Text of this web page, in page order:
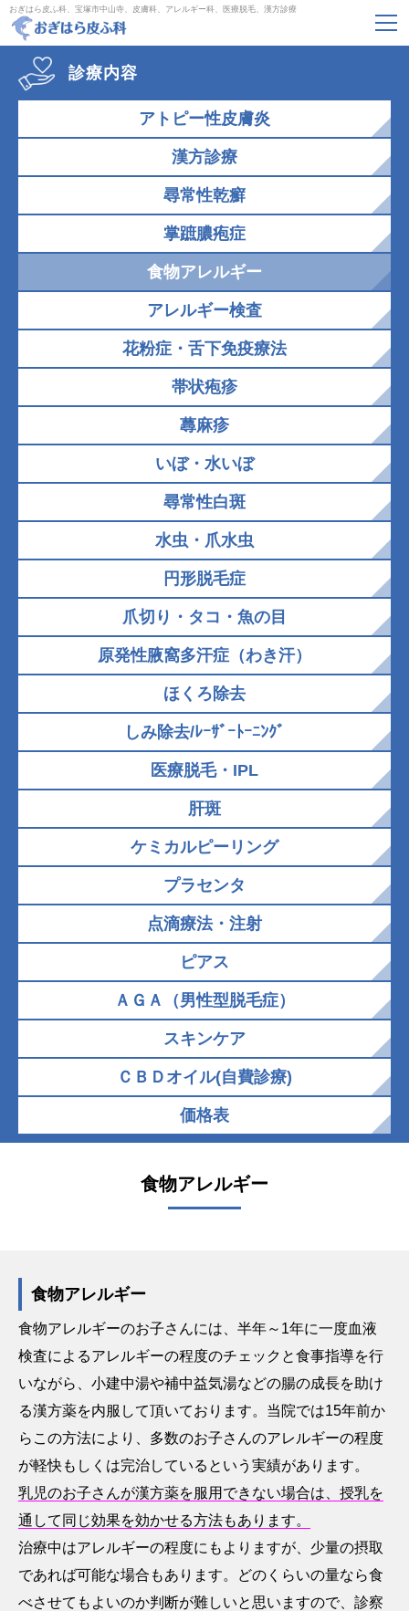
おぎはら皮ふ科、宝塚市中山寺、皮膚科、アレルギー科、医療脱毛、漢方診療
診療内容
アトピー性皮膚炎
漢方診療
尋常性乾癬
掌蹠膿疱症
食物アレルギー
アレルギー検査
花粉症・舌下免疫療法
帯状疱疹
蕁麻疹
いぼ・水いぼ
尋常性白斑
水虫・爪水虫
円形脱毛症
爪切り・タコ・魚の目
原発性腋窩多汗症（わき汗）
ほくろ除去
しみ除去/ﾚｰｻﾞｰﾄｰﾆﾝｸﾞ
医療脱毛・IPL
肝斑
ケミカルピーリング
プラセンタ
点滴療法・注射
ピアス
ＡＧＡ（男性型脱毛症）
スキンケア
ＣＢＤオイル(自費診療)
価格表
食物アレルギー
食物アレルギー
食物アレルギーのお子さんには、半年～1年に一度血液
検査によるアレルギーの程度のチェックと食事指導を行
いながら、小建中湯や補中益気湯などの腸の成長を助け
る漢方薬を内服して頂いております。当院では15年前か
らこの方法により、多数のお子さんのアレルギーの程度
が軽快もしくは完治しているという実績があります。
乳児のお子さんが漢方薬を服用できない場合は、授乳を
通して同じ効果を効かせる方法もあります。
治療中はアレルギーの程度にもよりますが、少量の摂取
であれば可能な場合もあります。どのくらいの量なら食
べさせてもよいのか判断が難しいと思いますので、診察